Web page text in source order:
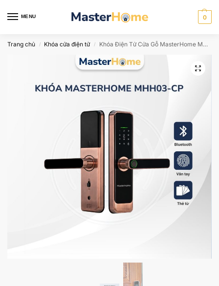
MENU 0
Trang chủ / Khóa cửa điện tử / Khóa Điện Tử Cửa Gỗ MasterHome MHH03-CP